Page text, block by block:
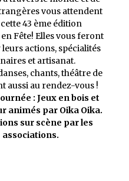
vous attendent
43 ème édition
Fête! Elles vous feront
actions, spécialités
et artisanat.
chants, théâtre de
aussi au rendez-vous !
: Jeux en bois et
animés par Oika Oika.
sur scène par les
associations.